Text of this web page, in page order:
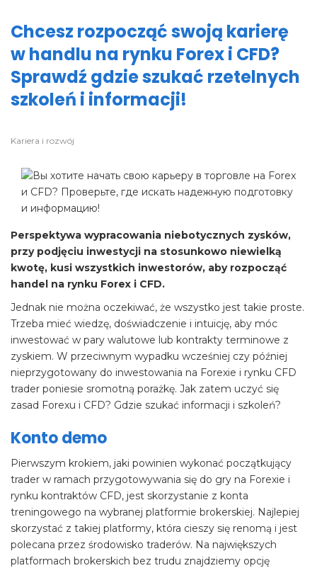
Chcesz rozpocząć swoją karierę
w handlu na rynku Forex i CFD?
Sprawdź gdzie szukać rzetelnych
szkoleń i informacji!
Kariera i rozwój
Perspektywa wypracowania niebotycznych zysków,
przy podjęciu inwestycji na stosunkowo niewielką
kwotę, kusi wszystkich inwestorów, aby rozpocząć
handel na rynku Forex i CFD.
Jednak nie można oczekiwać, że wszystko jest takie proste.
Trzeba mieć wiedzę, doświadczenie i intuicję, aby móc
inwestować w pary walutowe lub kontrakty terminowe z
zyskiem. W przeciwnym wypadku wcześniej czy później
nieprzygotowany do inwestowania na Forexie i rynku CFD
trader poniesie sromotną porażkę. Jak zatem uczyć się
zasad Forexu i CFD? Gdzie szukać informacji i szkoleń?
Konto demo
Pierwszym krokiem, jaki powinien wykonać początkujący
trader w ramach przygotowywania się do gry na Forexie i
rynku kontraktów CFD, jest skorzystanie z konta
treningowego na wybranej platformie brokerskiej. Najlepiej
skorzystać z takiej platformy, która cieszy się renomą i jest
polecana przez środowisko traderów. Na największych
platformach brokerskich bez trudu znajdziemy opcję